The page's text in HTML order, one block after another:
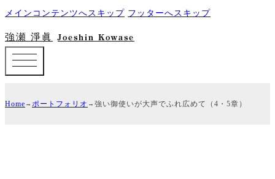
メインコンテンツへスキップ フッターへスキップ
強瀬 淨眞 Joeshin Kowase
Home ポートフォリオ 強い御使いが大声でふれ広めて（4・5章）